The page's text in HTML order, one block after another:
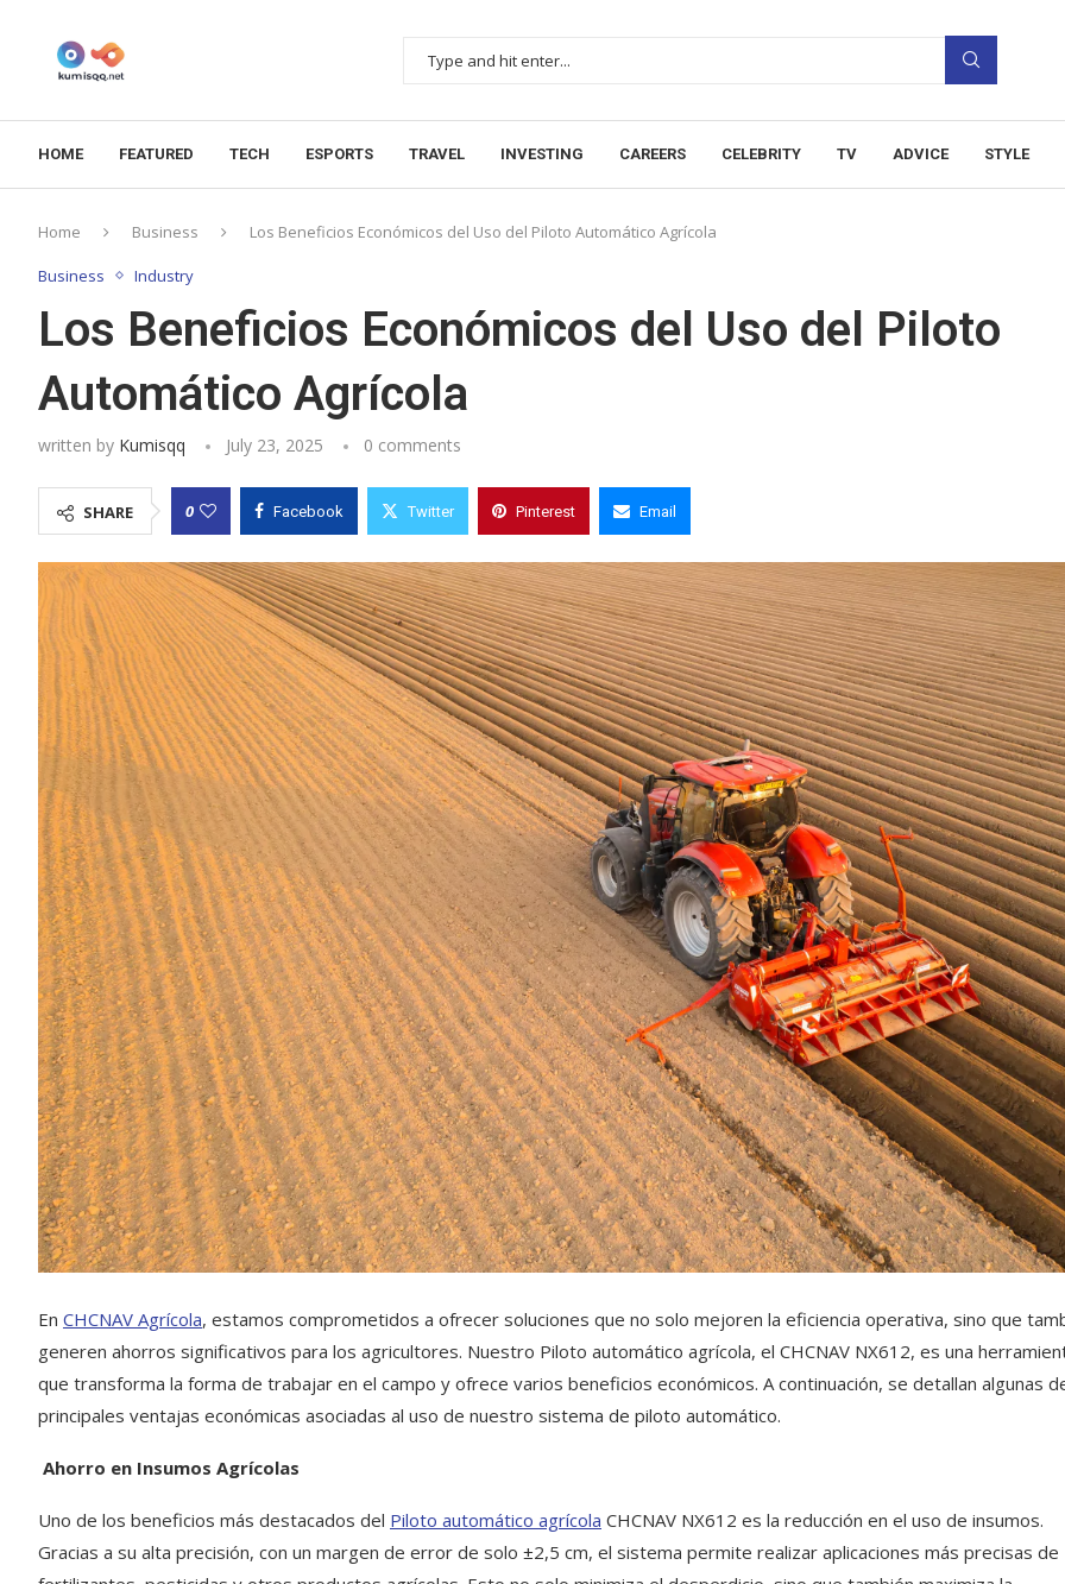
HOME FEATURED TECH ESPORTS TRAVEL INVESTING CAREERS CELEBRITY TV ADVICE STYLE
Home Business Los Beneficios Económicos del Uso del Piloto Automático Agrícola
Business Industry
Los Beneficios Económicos del Uso del Piloto
Automático Agrícola
written by Kumisqq July 23, 2025 0 comments
SHARE 0 Facebook Twitter Pinterest Email
En CHCNAV Agrícola, estamos comprometidos a ofrecer soluciones que no solo mejoren la eficiencia operativa, sino que
generen ahorros significativos para los agricultores. Nuestro Piloto automático agrícola, el CHCNAV NX612, es una
que transforma la forma de trabajar en el campo y ofrece varios beneficios económicos. A continuación, se detallan algunas
principales ventajas económicas asociadas al uso de nuestro sistema de piloto automático.
Ahorro en Insumos Agrícolas
Uno de los beneficios más destacados del Piloto automático agrícola CHCNAV NX612 es la reducción en el uso de insumos.
Gracias a su alta precisión, con un margen de error de solo ±2,5 cm, el sistema permite realizar aplicaciones más precisas de